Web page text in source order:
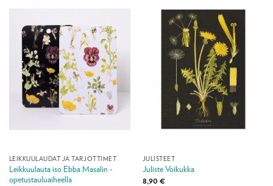
LEIKKUULAUDAT JA TARJOTTIMET
Leikkuulauta iso Ebba Masalin -
opetustauluaiheella
JULISTEET
Juliste Voikukka
8,90 €